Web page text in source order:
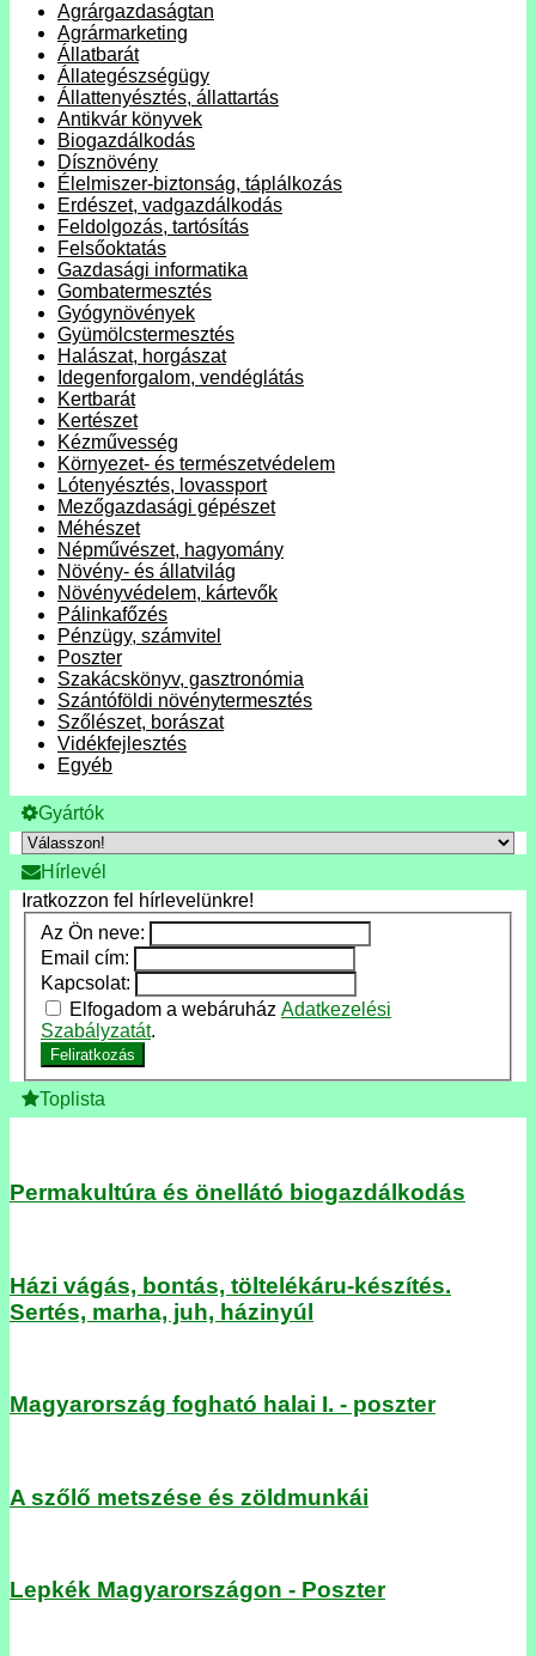
Agrárgazdaságtan
Agrármarketing
Állatbarát
Állategészségügy
Állattenyésztés, állattartás
Antikvár könyvek
Biogazdálkodás
Dísznövény
Élelmiszer-biztonság, táplálkozás
Erdészet, vadgazdálkodás
Feldolgozás, tartósítás
Felsőoktatás
Gazdasági informatika
Gombatermesztés
Gyógynövények
Gyümölcstermesztés
Halászat, horgászat
Idegenforgalom, vendéglátás
Kertbarát
Kertészet
Kézművesség
Környezet- és természetvédelem
Lótenyésztés, lovassport
Mezőgazdasági gépészet
Méhészet
Népművészet, hagyomány
Növény- és állatvilág
Növényvédelem, kártevők
Pálinkafőzés
Pénzügy, számvitel
Poszter
Szakácskönyv, gasztronómia
Szántóföldi növénytermesztés
Szőlészet, borászat
Vidékfejlesztés
Egyéb
Gyártók
Hírlevél
Iratkozzon fel hírlevelünkre!
Az Ön neve:
Email cím:
Kapcsolat:
Elfogadom a webáruház Adatkezelési
Szabályzatát.
Feliratkozás
Toplista
Permakultúra és önellátó biogazdálkodás
Házi vágás, bontás, töltelékáru-készítés.
Sertés, marha, juh, házinyúl
Magyarország fogható halai I. - poszter
A szőlő metszése és zöldmunkái
Lepkék Magyarországon - Poszter